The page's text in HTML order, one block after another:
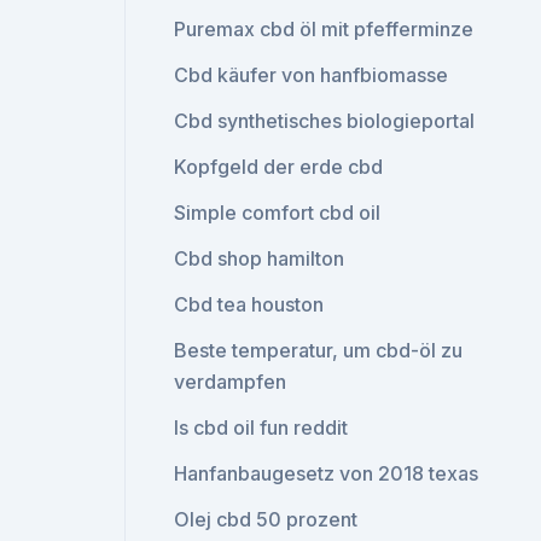
Puremax cbd öl mit pfefferminze
Cbd käufer von hanfbiomasse
Cbd synthetisches biologieportal
Kopfgeld der erde cbd
Simple comfort cbd oil
Cbd shop hamilton
Cbd tea houston
Beste temperatur, um cbd-öl zu
verdampfen
Is cbd oil fun reddit
Hanfanbaugesetz von 2018 texas
Olej cbd 50 prozent